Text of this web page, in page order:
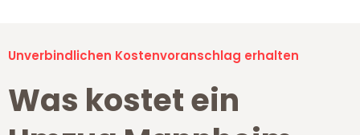
Unverbindlichen Kostenvoranschlag erhalten
Was kostet ein